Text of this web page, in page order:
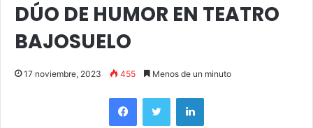
DÚO DE HUMOR EN TEATRO
BAJOSUELO
17 noviembre, 2023 455 Menos de un minuto